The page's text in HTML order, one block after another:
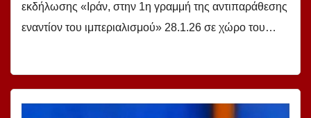
εκδήλωσης «Ιράν, στην 1η γραμμή της αντιπαράθεσης
εναντίον του ιμπεριαλισμού» 28.1.26 σε χώρο του…